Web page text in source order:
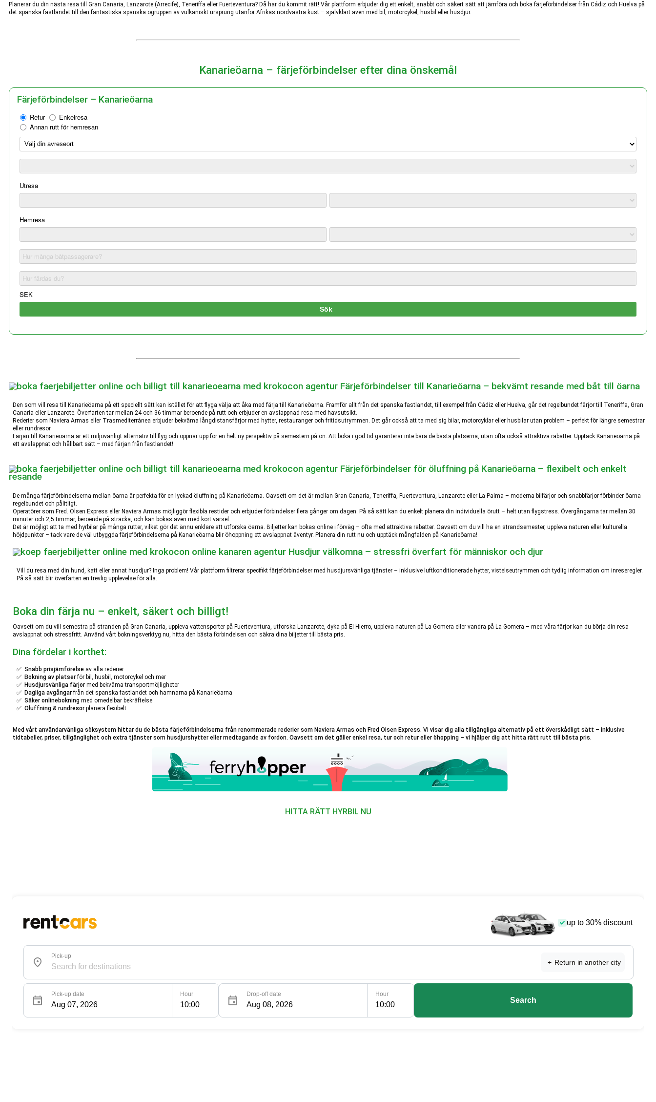
Planerar du din nästa resa till Gran Canaria, Lanzarote (Arrecife), Teneriffa eller Fuerteventura? Då har du kommit rätt! Vår plattform erbjuder dig ett enkelt, snabbt och säkert sätt att jämföra och boka färjeförbindelser från Cádiz och Huelva på
det spanska fastlandet till den fantastiska spanska ögruppen av vulkaniskt ursprung utanför Afrikas nordvästra kust – självklart även med bil, motorcykel, husbil eller husdjur.
Kanarieöarna – färjeförbindelser efter dina önskemål
Färjeförbindelser – Kanarieöarna
Färjeförbindelser till Kanarieöarna – bekvämt resande med båt till öarna
Den som vill resa till Kanarieöarna på ett speciellt sätt kan istället för att flyga välja att åka med färja till Kanarieöarna. Framför allt från det spanska fastlandet, till exempel från Cádiz eller Huelva, går det regelbundet färjor till Teneriffa, Gran
Canaria eller Lanzarote. Överfarten tar mellan 24 och 36 timmar beroende på rutt och erbjuder en avslappnad resa med havsutsikt.
Rederier som Naviera Armas eller Trasmediterránea erbjuder bekväma långdistansfärjor med hytter, restauranger och fritidsutrymmen. Det går också att ta med sig bilar, motorcyklar eller husbilar utan problem – perfekt för längre semestrar
eller rundresor.
Färjan till Kanarieöarna är ett miljövänligt alternativ till flyg och öppnar upp för en helt ny perspektiv på semestern på ön. Att boka i god tid garanterar inte bara de bästa platserna, utan ofta också attraktiva rabatter. Upptäck Kanarieöarna på
ett avslappnat och hållbart sätt – med färjan från fastlandet!
Färjeförbindelser för öluffning på Kanarieöarna – flexibelt och enkelt
resande
De många färjeförbindelserna mellan öarna är perfekta för en lyckad öluffning på Kanarieöarna. Oavsett om det är mellan Gran Canaria, Teneriffa, Fuerteventura, Lanzarote eller La Palma – moderna bilfärjor och snabbfärjor förbinder öarna
regelbundet och pålitligt.
Operatörer som Fred. Olsen Express eller Naviera Armas möjliggör flexibla restider och erbjuder förbindelser flera gånger om dagen. På så sätt kan du enkelt planera din individuella örutt – helt utan flygstress. Övergångarna tar mellan 30
minuter och 2,5 timmar, beroende på sträcka, och kan bokas även med kort varsel.
Det är möjligt att ta med hyrbilar på många rutter, vilket gör det ännu enklare att utforska öarna. Biljetter kan bokas online i förväg – ofta med attraktiva rabatter. Oavsett om du vill ha en strandsemester, uppleva naturen eller kulturella
höjdpunkter – tack vare de väl utbyggda färjeförbindelserna på Kanarieöarna blir öhoppning ett avslappnat äventyr. Planera din rutt nu och upptäck mångfalden på Kanarieöarna!
Husdjur välkomna – stressfri överfart för människor och djur
Vill du resa med din hund, katt eller annat husdjur? Inga problem! Vår plattform filtrerar specifikt färjeförbindelser med husdjursvänliga tjänster – inklusive luftkonditionerade hytter, vistelseutrymmen och tydlig information om inreseregler.
På så sätt blir överfarten en trevlig upplevelse för alla.
Boka din färja nu – enkelt, säkert och billigt!
Oavsett om du vill semestra på stranden på Gran Canaria, uppleva vattensporter på Fuerteventura, utforska Lanzarote, dyka på El Hierro, uppleva naturen på La Gomera eller vandra på La Gomera – med våra färjor kan du börja din resa
avslappnat och stressfritt. Använd vårt bokningsverktyg nu, hitta den bästa förbindelsen och säkra dina biljetter till bästa pris.
Dina fördelar i korthet:
✅ Snabb prisjämförelse av alla rederier
✅ Bokning av platserför bil, husbil, motorcykel och mer
✅ Husdjursvänliga färjor med bekväma transportmöjligheter
✅ Dagliga avgångarfrån det spanska fastlandet och hamnarna på Kanarieöarna
✅ Säker onlinebokning med omedelbar bekräftelse
✅ Öluffning & rundresor planera flexibelt
Med vårt användarvänliga söksystem hittar du de bästa färjeförbindelserna från renommerade rederier som Naviera Armas och Fred Olsen Express. Vi visar dig alla tillgängliga alternativ på ett överskådligt sätt – inklusive
tidtabeller, priser, tillgänglighet och extra tjänster som husdjurshytter eller medtagande av fordon. Oavsett om det gäller enkel resa, tur och retur eller öhopping – vi hjälper dig att hitta rätt rutt till bästa pris.
HITTA RÄTT HYRBIL NU